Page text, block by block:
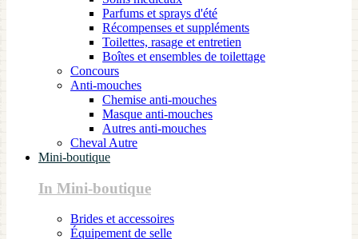
Parfums et sprays d'été
Récompenses et suppléments
Toilettes, rasage et entretien
Boîtes et ensembles de toilettage
Concours
Anti-mouches
Chemise anti-mouches
Masque anti-mouches
Autres anti-mouches
Cheval Autre
Mini-boutique
In Mini-boutique
Brides et accessoires
Équipement de selle